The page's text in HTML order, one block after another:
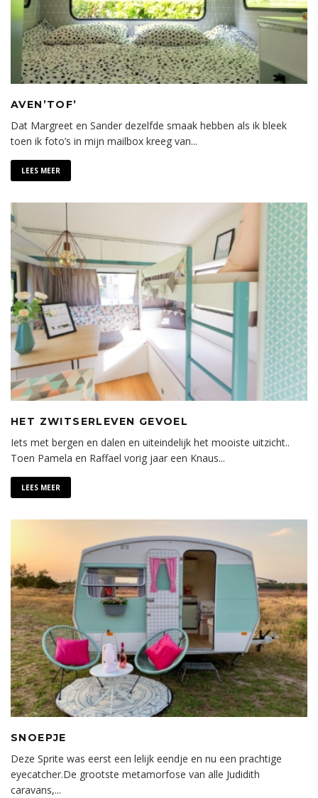
AVEN’TOF’
Dat Margreet en Sander dezelfde smaak hebben als ik bleek
toen ik foto’s in mijn mailbox kreeg van...
LEES MEER
HET ZWITSERLEVEN GEVOEL
Iets met bergen en dalen en uiteindelijk het mooiste uitzicht..
Toen Pamela en Raffael vorig jaar een Knaus...
LEES MEER
SNOEPJE
Deze Sprite was eerst een lelijk eendje en nu een prachtige
eyecatcher.De grootste metamorfose van alle Judidith
caravans,...